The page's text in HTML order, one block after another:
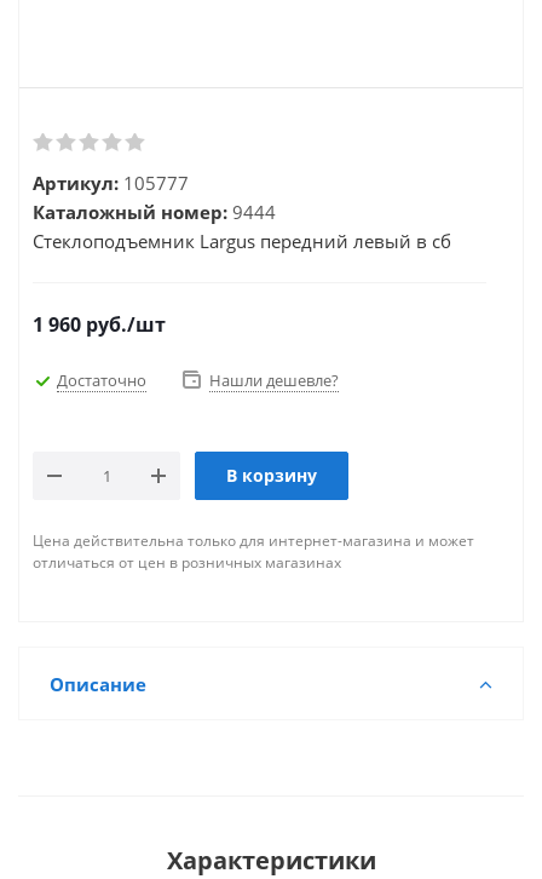
Артикул: 105777
Каталожный номер: 9444
Стеклоподъемник Largus передний левый в сб
1 960 руб./шт
Достаточно Нашли дешевле?
В корзину
Цена действительна только для интернет-магазина и может
отличаться от цен в розничных магазинах
Описание
Характеристики